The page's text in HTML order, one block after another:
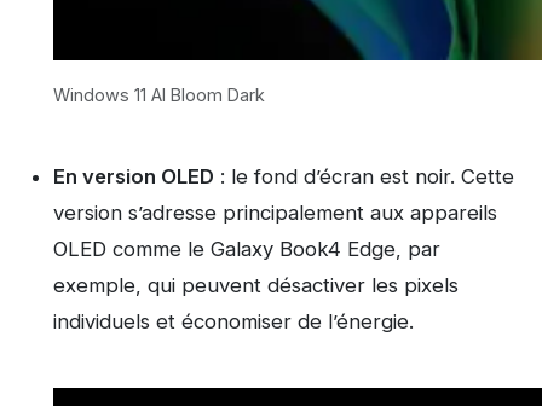
Windows 11 AI Bloom Dark
En version OLED : le fond d’écran est noir. Cette
version s’adresse principalement aux appareils
OLED comme le Galaxy Book4 Edge, par
exemple, qui peuvent désactiver les pixels
individuels et économiser de l’énergie.